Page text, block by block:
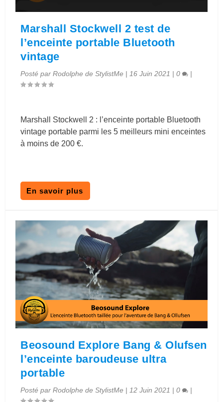
Marshall Stockwell 2 test de
l’enceinte portable Bluetooth
vintage
Posté parRodolphe de StylistMe | 16 Juin 2021 |0 |
Marshall Stockwell 2 : l’enceinte portable Bluetooth
vintage portable parmi les 5 meilleurs mini enceintes
à moins de 200 €.
En savoir plus
Beosound Explore Bang & Olufsen
l’enceinte baroudeuse ultra
portable
Posté parRodolphe de StylistMe | 12 Juin 2021 |0 |